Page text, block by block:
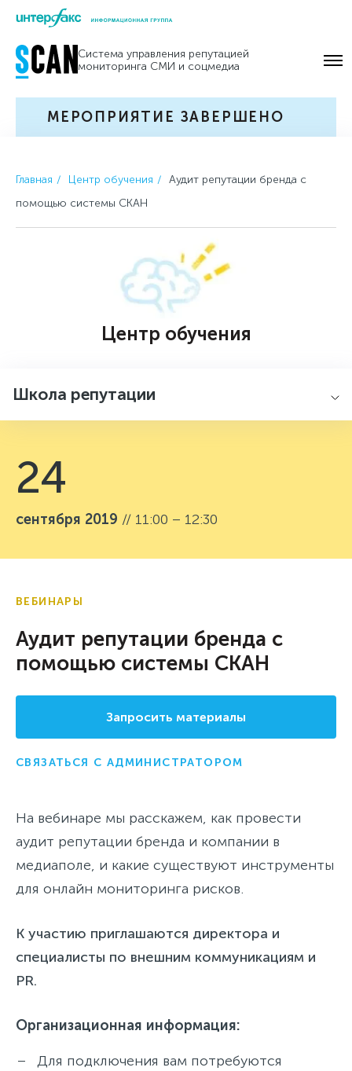
Skip
content
Система управления репутацией
мониторинга СМИ и соцмедиа
МЕРОПРИЯТИЕ ЗАВЕРШЕНО
Главная Центр обучения
Аудит репутации бренда с
помощью системы СКАН
Центр обучения
Школа репутации
24
сентября 2019 // 11:00 – 12:30
ВЕБИНАРЫ
Аудит репутации бренда с
помощью системы СКАН
Запросить материалы
СВЯЗАТЬСЯ С АДМИНИСТРАТОРОМ
На вебинаре мы расскажем, как провести
аудит репутации бренда и компании в
медиаполе, и какие существуют инструменты
для онлайн мониторинга рисков.
К участию приглашаются директора и
специалисты по внешним коммуникациям и
PR.
Организационная информация:
Для подключения вам потребуются